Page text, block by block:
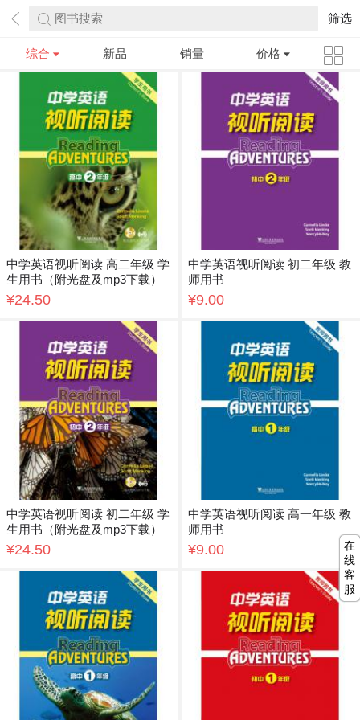
图书搜索 筛选
综合 新品 销量 价格
中学英语视听阅读 高二年级 学
生用书（附光盘及mp3下载）
¥24.50
中学英语视听阅读 初二年级 教
师用书
¥9.00
中学英语视听阅读 初二年级 学
生用书（附光盘及mp3下载）
¥24.50
中学英语视听阅读 高一年级 教
师用书
¥9.00
在
线
客
服